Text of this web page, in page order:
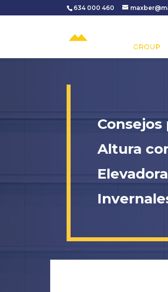
634 000 460
Consejos
Altura